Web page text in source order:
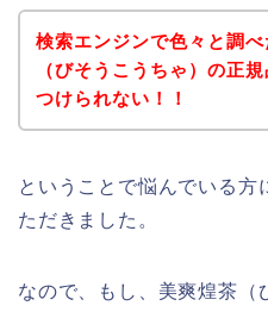
検索エンジンで色々と調
（びそうこうちゃ）の正
つけられない！！
ということで悩んでいる方
ただきました。
なので、もし、美爽煌茶（